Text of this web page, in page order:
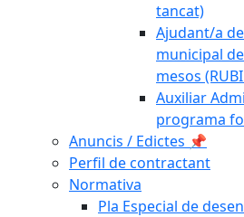
tancat)
Ajudant/a
municipal
mesos
Auxiliar
programa
Anuncis / Edictes 📌
Perfil de contractant
Normativa
Pla Especial de